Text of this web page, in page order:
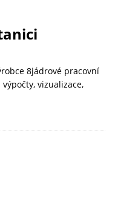
8jádrové pracovní
vizualizace,